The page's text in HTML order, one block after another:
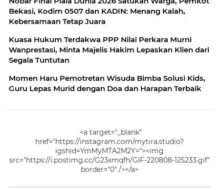
Bekasi, Kodim 0507 dan KADIN: Menang Kalah,
Kebersamaan Tetap Juara
Kuasa Hukum Terdakwa PPP Nilai Perkara Murni
Wanprestasi, Minta Majelis Hakim Lepaskan Klien dari
Segala Tuntutan
Momen Haru Pemotretan Wisuda Bimba Solusi Kids,
Guru Lepas Murid dengan Doa dan Harapan Terbaik
<a target="_blank"
href="https://instagram.com/mytira.studio?
igshid=YmMyMTA2M2Y="><img
src="https://i.postimg.cc/G23xmqfh/GIF-220808-125233.gif"
border="0" /></a>